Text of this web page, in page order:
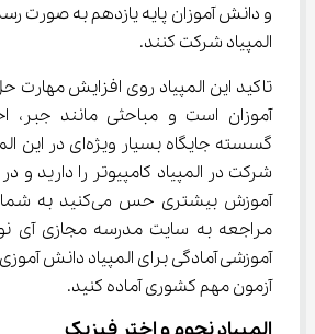
المپیاد شرکت کنند.
تاکید این المپیاد روی افزایش
آموزان است و مباحثی مانند جبر،
گسسته جایگاه بسیار
آموزشی آمادگی برای المپیاد دانش
آزمون مهم کشوری آماده کنید.